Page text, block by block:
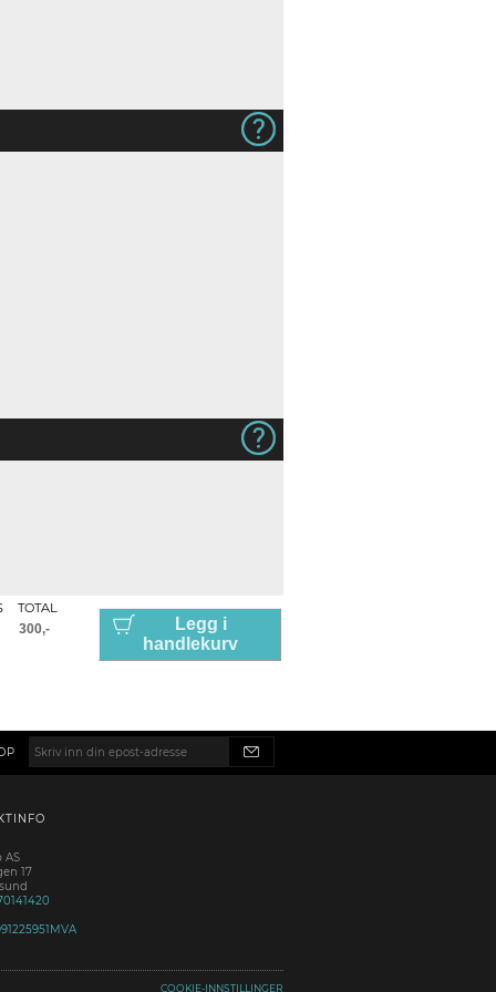
TOTAL
Legg i
handlekurv
AS
17
COOKIE-INNSTILLINGER